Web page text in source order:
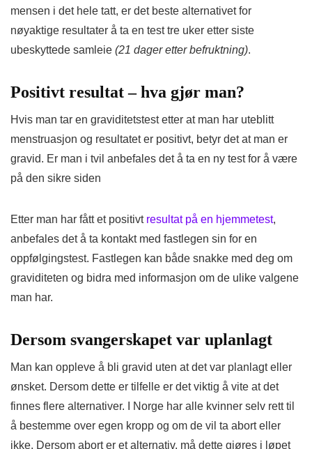
mensen i det hele tatt, er det beste alternativet for
nøyaktige resultater å ta en test tre uker etter siste
ubeskyttede samleie (21 dager etter befruktning).
Positivt resultat – hva gjør man?
Hvis man tar en graviditetstest etter at man har uteblitt
menstruasjon og resultatet er positivt, betyr det at man er
gravid. Er man i tvil anbefales det å ta en ny test for å være
på den sikre siden
Etter man har fått et positivt resultat på en hjemmetest,
anbefales det å ta kontakt med fastlegen sin for en
oppfølgingstest. Fastlegen kan både snakke med deg om
graviditeten og bidra med informasjon om de ulike valgene
man har.
Dersom svangerskapet var uplanlagt
Man kan oppleve å bli gravid uten at det var planlagt eller
ønsket. Dersom dette er tilfelle er det viktig å vite at det
finnes flere alternativer. I Norge har alle kvinner selv rett til
å bestemme over egen kropp og om de vil ta abort eller
ikke. Dersom abort er et alternativ, må dette gjøres i løpet